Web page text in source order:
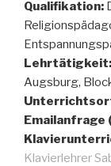
Qualifikation:
Lehrtätigkeit:
Augsburg,
Emailanfrage
Klavierlehrer